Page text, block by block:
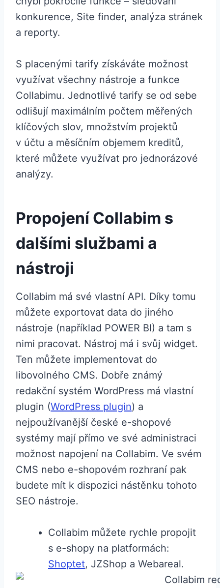
konkurence, Site finder, analýza stránek
a reporty.
S placenými tarify získáváte možnost
využívat všechny nástroje a funkce
Collabimu. Jednotlivé tarify se od sebe
odlišují maximálním počtem měřených
klíčových slov, množstvím projektů
v účtu a měsíčním objemem kreditů,
které můžete využívat pro jednorázové
analýzy.
Propojení Collabim s
dalšími službami a
nástroji
Collabim má své vlastní API. Díky tomu
můžete exportovat data do jiného
nástroje (například POWER BI) a tam s
nimi pracovat. Nástroj má i svůj widget.
Ten můžete implementovat do
libovolného CMS. Dobře známý
redakční systém WordPress má vlastní
plugin (WordPress plugin) a
nejpoužívanější české e-shopové
systémy mají přímo ve své administraci
možnost napojení na Collabim. Ve svém
CMS nebo e-shopovém rozhraní pak
budete mít k dispozici nástěnku tohoto
SEO nástroje.
Collabim můžete rychle propojit
s e-shopy na platformách:
Shoptet, JZShop a Webareal.